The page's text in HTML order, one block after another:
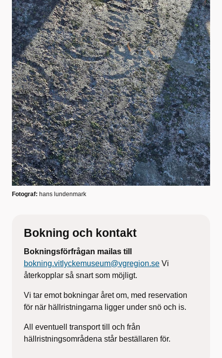
Fotograf: hans lundenmark
Bokning och kontakt
Bokningsförfrågan mailas till
bokning.vitlyckemuseum@vgregion.se Vi
återkopplar så snart som möjligt.
Vi tar emot bokningar året om, med reservation
för när hällristningarna ligger under snö och is.
All eventuell transport till och från
hällristningsområdena står beställaren för.